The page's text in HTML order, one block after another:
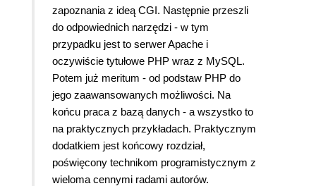
zapoznania z ideą CGI. Następnie przeszli
do odpowiednich narzędzi - w tym
przypadku jest to serwer Apache i
oczywiście tytułowe PHP wraz z MySQL.
Potem już meritum - od podstaw PHP do
jego zaawansowanych możliwości. Na
końcu praca z bazą danych - a wszystko to
na praktycznych przykładach. Praktycznym
dodatkiem jest końcowy rozdział,
poświęcony technikom programistycznym z
wieloma cennymi radami autorów.